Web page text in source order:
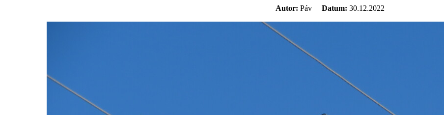
Autor: Páv Datum: 30.12.2022